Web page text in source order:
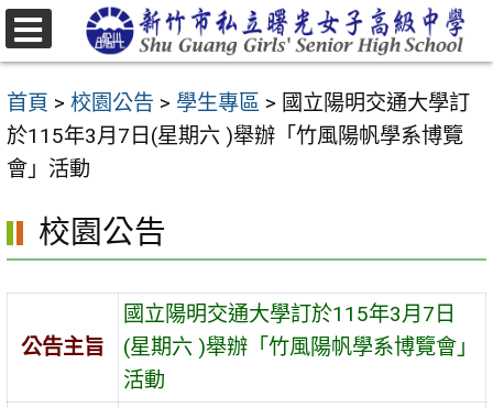
跳
至
要
內
容
首頁 > 校園公告 > 學生專區 > 國立陽明交通大學訂
於115年3月7日(星期六 )舉辦「竹風陽帆學系博覽
會」活動
校園公告
公告主旨
國立陽明交通大學訂於115年3月7日
(星期六 )舉辦「竹風陽帆學系博覽會」
活動
選
單